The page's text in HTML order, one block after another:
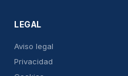
LEGAL
Aviso legal
Privacidad